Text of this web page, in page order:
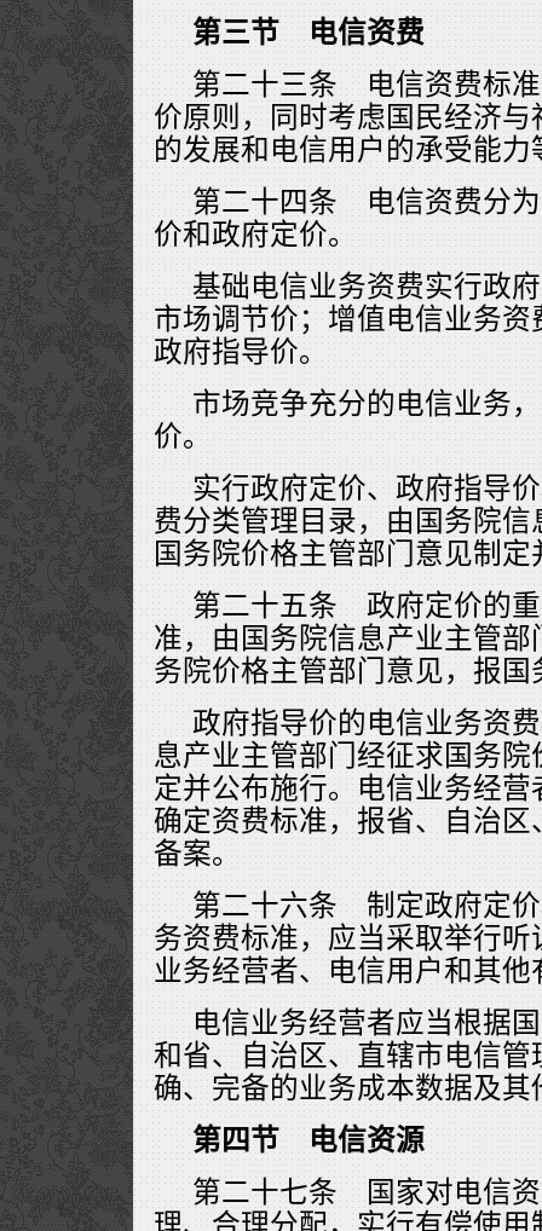
第三节 电信资费
第二十三条 电信资费标
价原则，同时考虑国民经济
的发展和电信用户的承受能力
第二十四条 电信资费分
价和政府定价。
基础电信业务资费实行政
市场调节价；增值电信业务
政府指导价。
市场竞争充分的电信业务
价。
实行政府定价、政府指导
费分类管理目录，由国务院
国务院价格主管部门意见制定
第二十五条 政府定价的
准，由国务院信息产业主管
务院价格主管部门意见，报
政府指导价的电信业务资
息产业主管部门经征求国务
定并公布施行。电信业务经
确定资费标准，报省、自治
备案。
第二十六条 制定政府定
务资费标准，应当采取举行
业务经营者、电信用户和其
电信业务经营者应当根据
和省、自治区、直辖市电信
确、完备的业务成本数据及其
第四节 电信资源
第二十七条 国家对电信